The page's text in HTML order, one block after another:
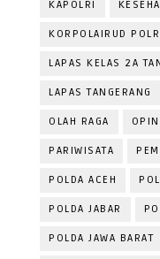
KAPOLRI
KORPOLAIRUD
LAPAS KELAS 2A
LAPAS TANGERANG
OLAH RAGA
PARIWISATA
POLDA ACEH
POLDA JABAR
POLDA JAWA BARAT